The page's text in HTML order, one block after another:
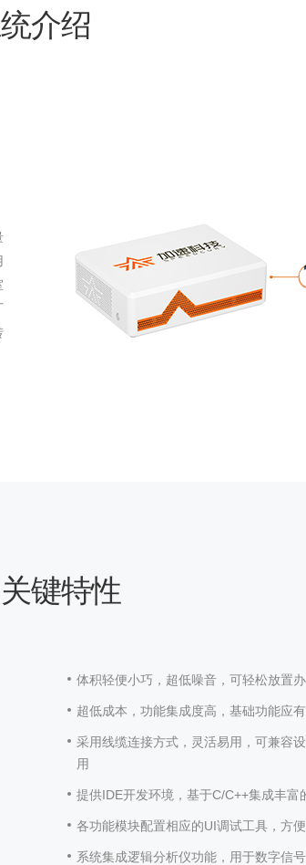
介绍
键特性
体积轻便小巧，超低噪音，可轻松放置
超低成本，功能集成度高，基础功能应
采用线缆连接方式，灵活易用，可兼容
用
提供IDE开发环境，基于C/C++集成丰富
各功能模块配置相应的UI调试工具，方
系统集成逻辑分析仪功能，用于数字信